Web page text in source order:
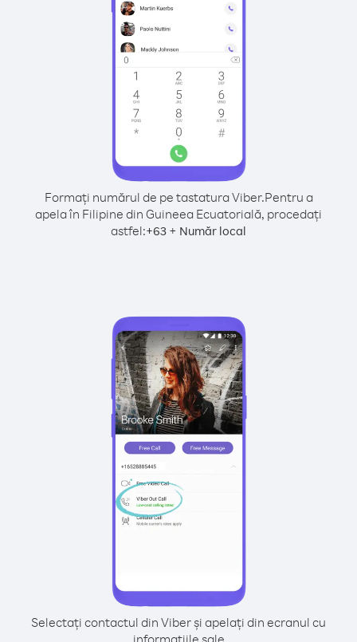
Formați numărul de pe tastatura Viber.Pentru a
apela în Filipine din Guineea Ecuatorială, procedați
astfel:+63 + Număr local
Selectați contactul din Viber și apelați din ecranul cu
informațiile sale